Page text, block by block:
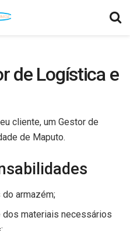
de Logística e
cliente, um Gestor de
de Maputo.
armazém;
dos materiais necessários